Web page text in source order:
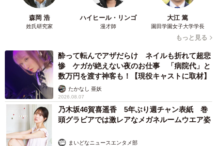
森岡 浩
姓氏研究家
ハイヒール・リンゴ
漫才師
大江 篤
園田学園女子大学学長
もっと見る
酔って転んでアザだらけ ネイルも折れて超悲
惨 ケガが絶えない夜のお仕事 「病院代」と
数万円を渡す神客も！【現役キャストに取材】
たかなし 亜妖
2026.08.07
乃木坂46賀喜遥香 5年ぶり週チャン表紙 巻
頭グラビアでは激レアなメガネルームウエア姿
まいどなニュースエンタメ部